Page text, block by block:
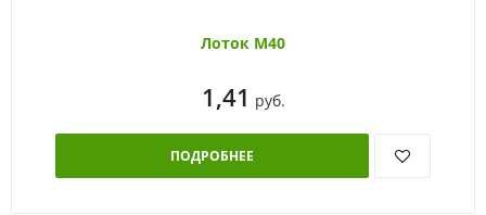
Лоток М40
1,41 руб.
ПОДРОБНЕЕ